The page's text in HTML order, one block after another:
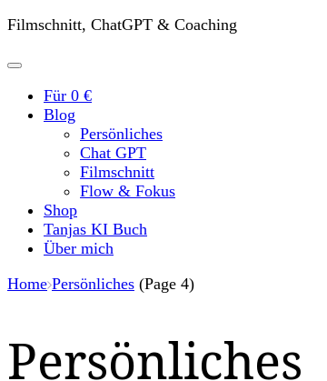
Filmschnitt, ChatGPT & Coaching
Für 0 €
Blog
Persönliches
Chat GPT
Filmschnitt
Flow & Fokus
Shop
Tanjas KI Buch
Über mich
Home Persönliches(Page 4)
Persönliches